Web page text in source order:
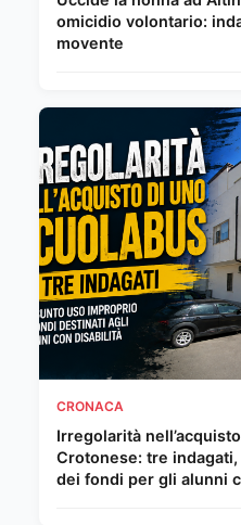
omicidio volontario:
movente
CRONACA
Irregolarità
Crotonese: tre indagati,
dei fondi per gli alunni